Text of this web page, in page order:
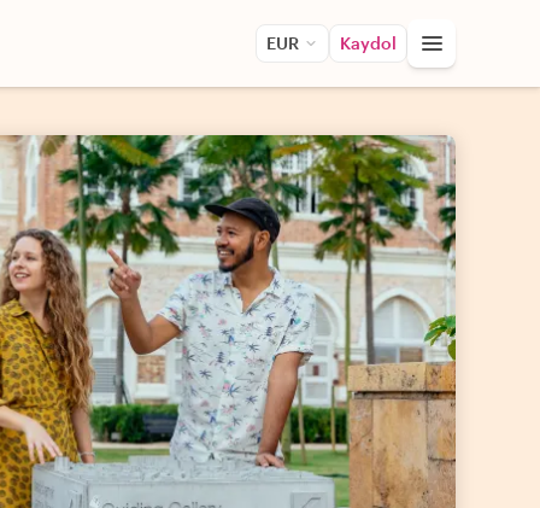
EUR Kaydol